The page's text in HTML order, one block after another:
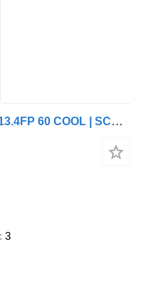
Schmitz Cargobull SKO 24/L – 13.4FP 60 COOL | SCB*S3B
3